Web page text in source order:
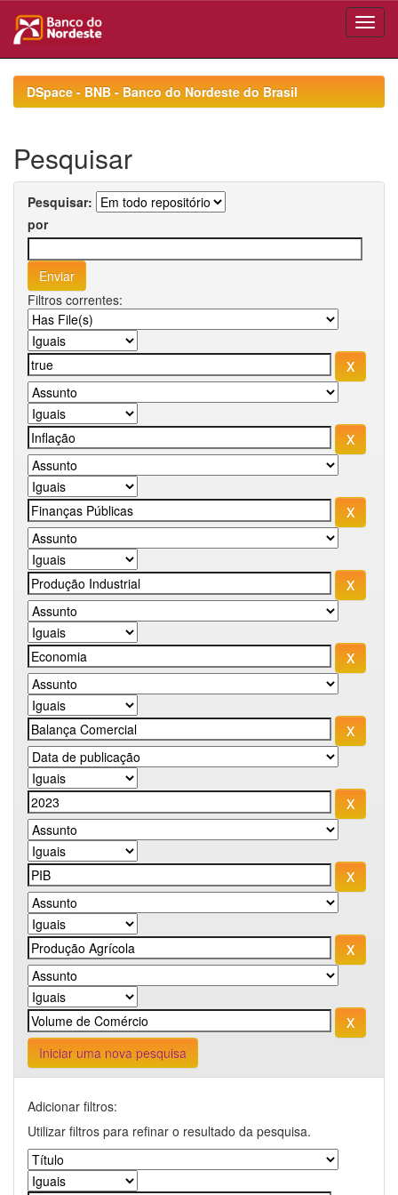
navigationDSpace - BNB - Banco do Nordeste do Brasil
Pesquisar
Pesquisar:
por
Filtros correntes:
Iniciar uma nova pesquisa
Adicionar filtros:
Utilizar filtros para refinar o resultado da pesquisa.